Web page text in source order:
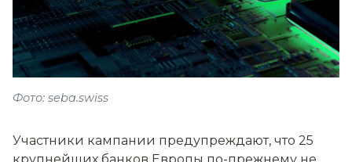
Фото: seba.swiss
Участники кампании предупреждают, что 25